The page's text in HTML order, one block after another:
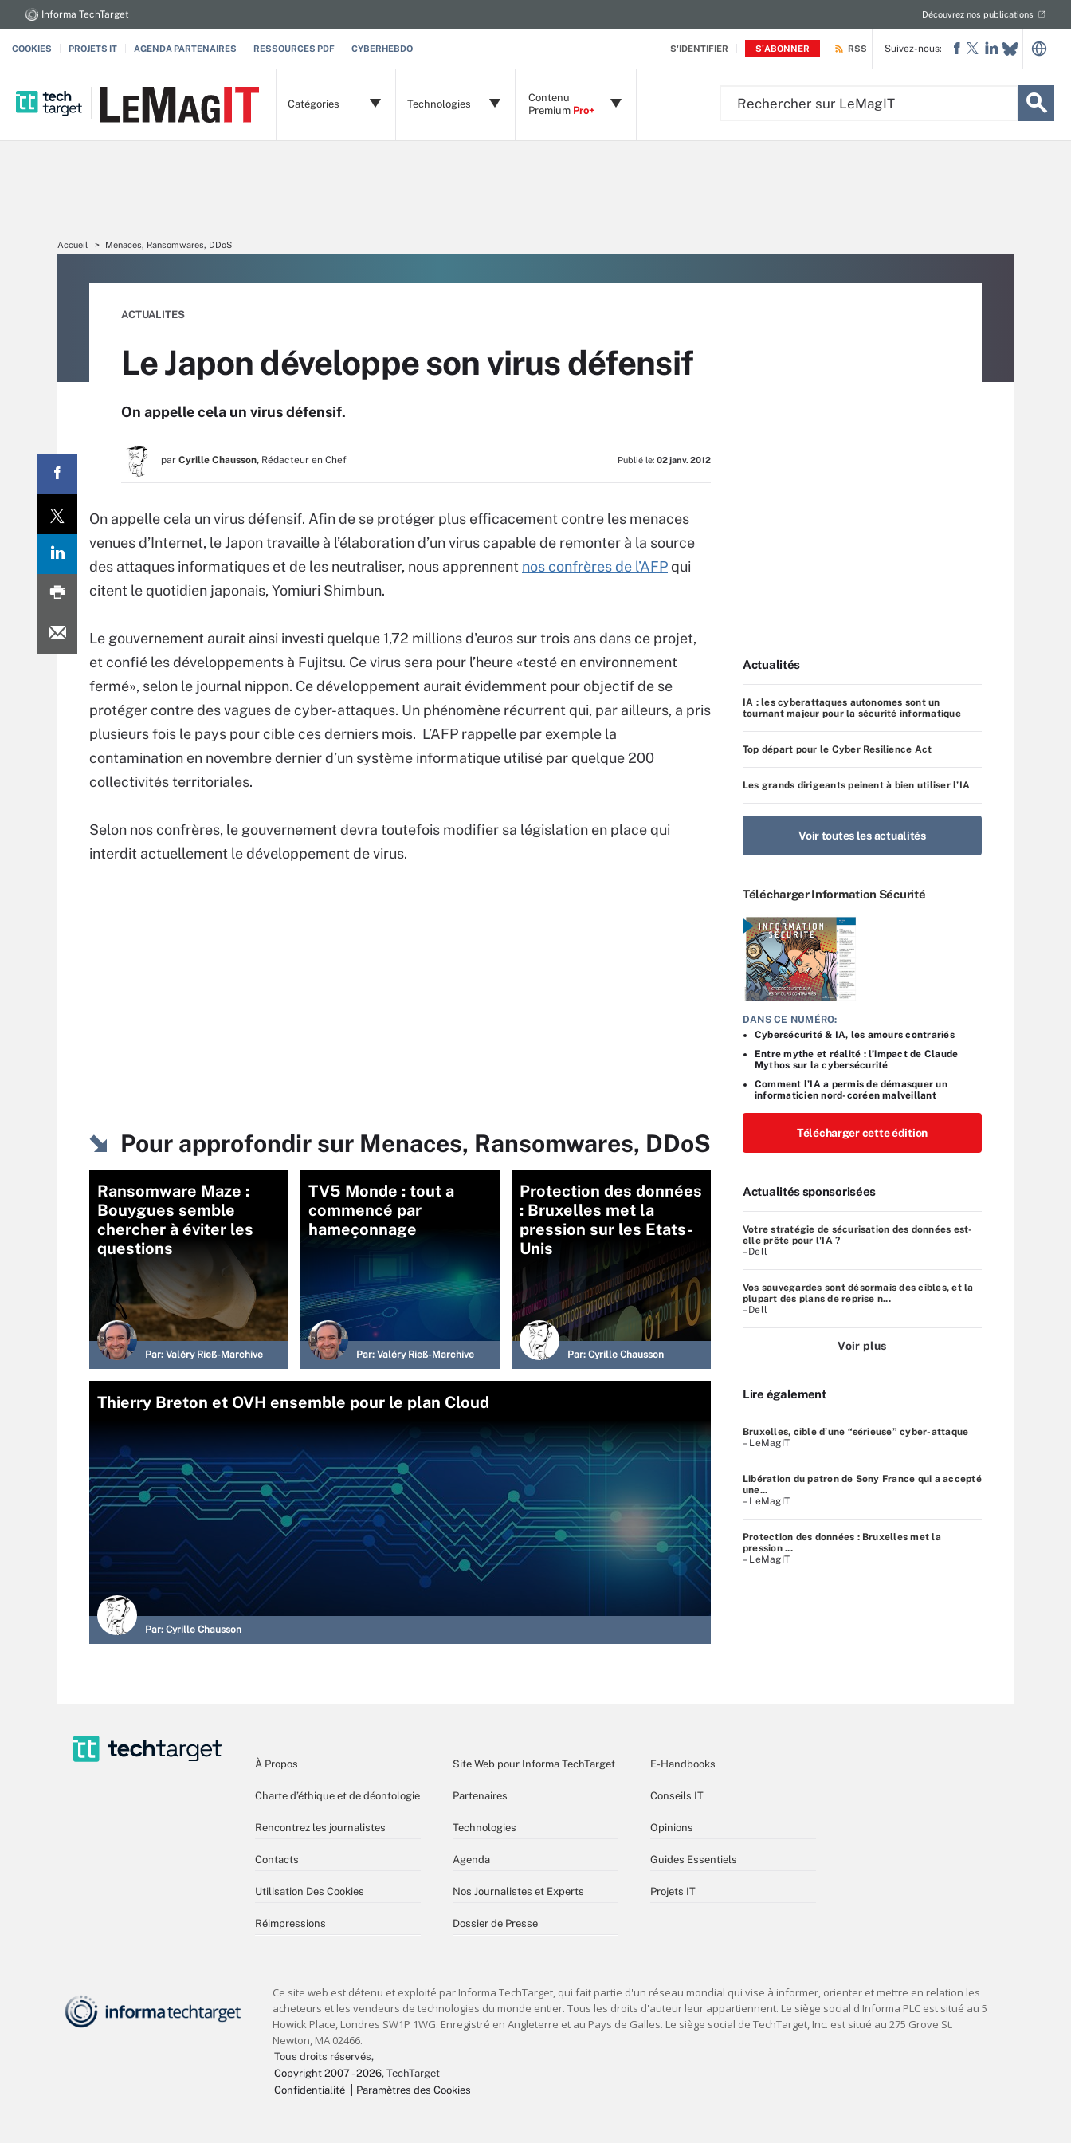
S'IDENTIFIER S'ABONNER
Informa TechTarget Découvrez nos publications
COOKIES PROJETS IT AGENDA PARTENAIRES RESSOURCES PDF CYBERHEBDO RSS
Catégories Technologies
Contenu
Premium Pro+
Suivez-nous:
Accueil Menaces, Ransomwares, DDoS
ACTUALITES
Le Japon développe son virus défensif
On appelle cela un virus défensif.
par Cyrille Chausson, Rédacteur en Chef Publié le: 02 janv. 2012
On appelle cela un virus défensif. Afin de se protéger plus efficacement contre les menaces
venues d’Internet, le Japon travaille à l’élaboration d’un virus capable de remonter à la source
des attaques informatiques et de les neutraliser, nous apprennent nos confrères de l’AFPqui
citent le quotidien japonais, Yomiuri Shimbun.
Le gouvernement aurait ainsi investi quelque 1,72 millions d'euros sur trois ans dans ce projet,
et confié les développements à Fujitsu. Ce virus sera pour l’heure «testé en environnement
fermé», selon le journal nippon. Ce développement aurait évidemment pour objectif de se
protéger contre des vagues de cyber-attaques. Un phénomène récurrent qui, par ailleurs, a pris
plusieurs fois le pays pour cible ces derniers mois. L’AFP rappelle par exemple la
contamination en novembre dernier d’un système informatique utilisé par quelque 200
collectivités territoriales.
Selon nos confrères, le gouvernement devra toutefois modifier sa législation en place qui
interdit actuellement le développement de virus.
Pour approfondir sur Menaces, Ransomwares, DDoS
Ransomware Maze :
Bouygues semble
chercher à éviter les
questions
Par: Valéry Rieß-Marchive
TV5 Monde : tout a
commencé par
hameçonnage
Par: Valéry Rieß-Marchive
Protection des données
: Bruxelles met la
pression sur les Etats-
Unis
Par: Cyrille Chausson
Thierry Breton et OVH ensemble pour le plan Cloud
Par: Cyrille Chausson
Actualités
IA : les cyberattaques autonomes sont un
tournant majeur pour la sécurité informatique
Top départ pour le Cyber Resilience Act
Les grands dirigeants peinent à bien utiliser l’IA
Voir toutes les actualités
Télécharger Information Sécurité
DANS CE NUMÉRO:
Cybersécurité & IA, les amours contrariés
Entre mythe et réalité : l’impact de Claude
Mythos sur la cybersécurité
Comment l’IA a permis de démasquer un
informaticien nord-coréen malveillant
Télécharger cette édition
Actualités sponsorisées
Votre stratégie de sécurisation des données est-
elle prête pour l'IA ?
–Dell
Vos sauvegardes sont désormais des cibles, et la
plupart des plans de reprise n...
–Dell
Voir plus
Lire également
Bruxelles, cible d’une “sérieuse” cyber-attaque
– LeMagIT
Libération du patron de Sony France qui a accepté
une...
– LeMagIT
Protection des données : Bruxelles met la
pression ...
– LeMagIT
À Propos
Charte d’éthique et de déontologie
Rencontrez les journalistes
Contacts
Utilisation Des Cookies
Réimpressions
Site Web pour Informa TechTarget
Partenaires
Technologies
Agenda
Nos Journalistes et Experts
Dossier de Presse
E-Handbooks
Conseils IT
Opinions
Guides Essentiels
Projets IT
Tous droits réservés,
Copyright 2007 - 2026, TechTarget
Confidentialité
Paramètres des Cookies